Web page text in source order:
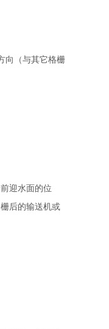
向（与其它格栅
迎水面的位
后的输送机或